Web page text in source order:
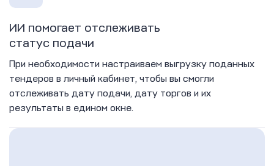
ИИ помогает отслеживать
статус подачи
При необходимости настраиваем выгрузку поданных
тендеров в личный кабинет, чтобы вы смогли
отслеживать дату подачи, дату торгов и их
результаты в едином окне.